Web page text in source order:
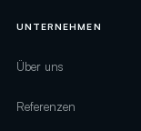
UNTERNEHMEN
Über uns
Referenzen